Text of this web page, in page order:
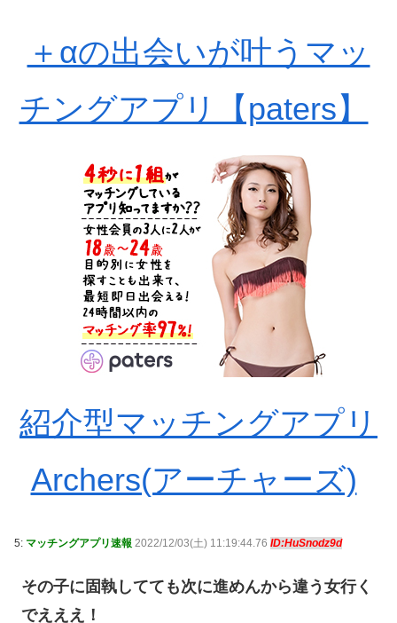
＋αの出会いが叶うマッ
チングアプリ【paters】
紹介型マッチングアプリ
Archers(アーチャーズ)
5: マッチングアプリ速報 2022/12/03(土) 11:19:44.76 ID:HuSnodz9d
その子に固執してても次に進めんから違う女行く
でえええ！